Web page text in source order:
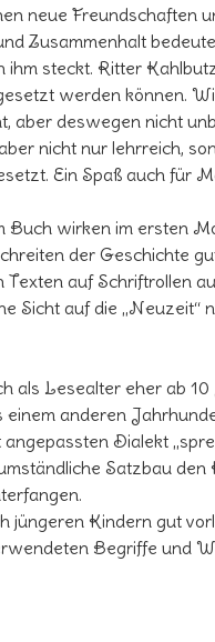
neue Freundschaften
Zusammenhalt
ihm steckt. Ritter
werden können.
aber deswegen nicht
nicht nur lehrreich,
Ein Spaß auch für
Buch wirken im ersten
der Geschichte
Texten auf Schriftrollen
Sicht auf die „Neuzeit“
als Lesealter eher ab
anderen
angepassten Dialekt
Satzbau
jüngeren Kindern gut
Begriffe und